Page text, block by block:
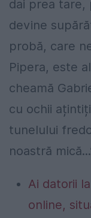
dai prea tare,
devine
probă, care
Pipera, este
cheamă
cu ochii
tunelului
noastră
Ai datorii
online,